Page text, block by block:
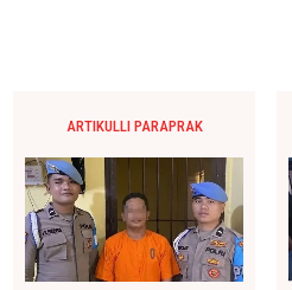
ARTIKULLI PARAPRAK